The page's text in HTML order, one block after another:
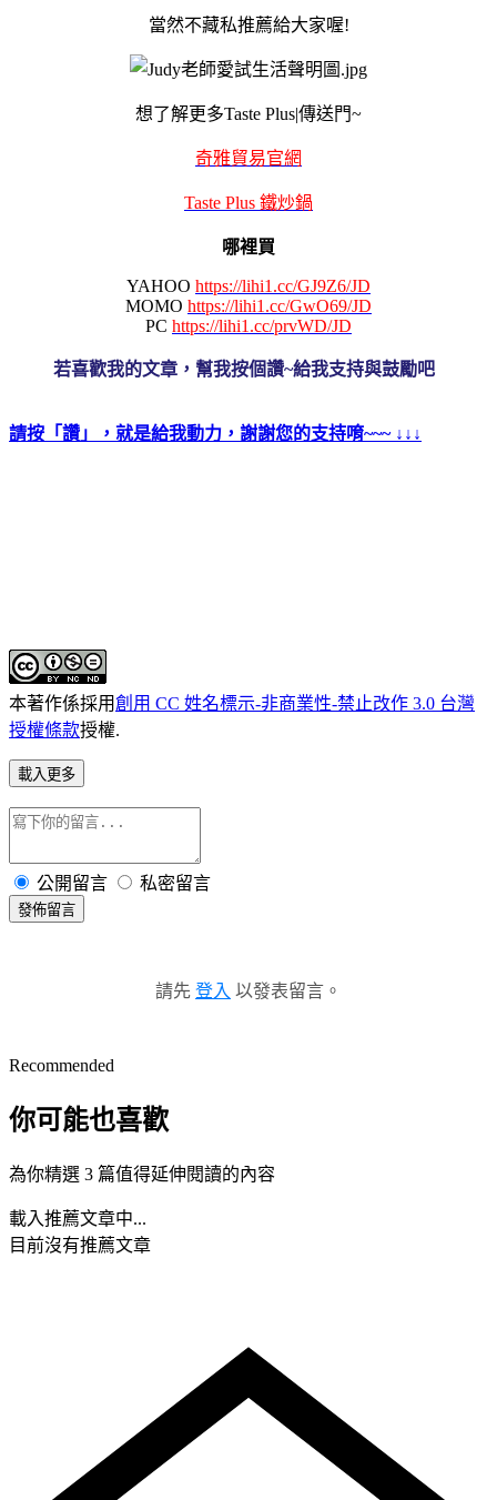
當然不藏私推薦給大家喔!
想了解更多Taste Plus|傳送門~
奇雅貿易官網
Taste Plus 鐵炒鍋
哪裡買
YAHOO https://lihi1.cc/GJ9Z6/JD
MOMO https://lihi1.cc/GwO69/JD
PC https://lihi1.cc/prvWD/JD
若喜歡我的文章，幫我按個讚~給我支持與鼓勵吧
請按「讚」，就是給我動力，謝謝您的支持唷~~~ ↓↓↓
本著作係採用創用 CC 姓名標示-非商業性-禁止改作 3.0 台灣
授權條款授權.
載入更多
公開留言 私密留言
發佈留言
請先 登入 以發表留言。
Recommended
你可能也喜歡
為你精選 3 篇值得延伸閱讀的內容
載入推薦文章中...
目前沒有推薦文章